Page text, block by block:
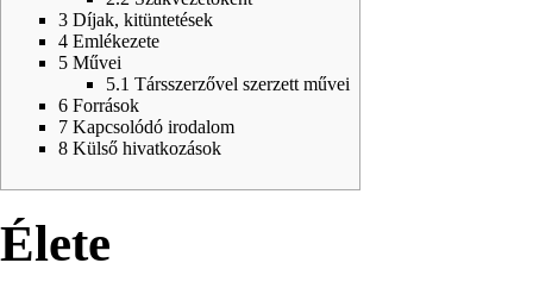
3 Díjak, kitüntetések
4 Emlékezete
5 Művei
5.1 Társszerzővel szerzett művei
6 Források
7 Kapcsolódó irodalom
8 Külső hivatkozások
Élete